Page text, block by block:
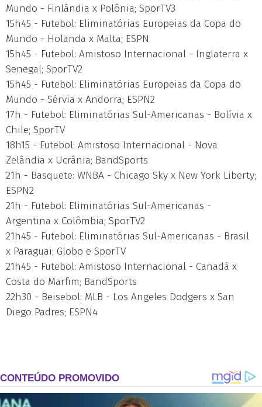
Mundo - Finlândia x Polônia; SporTV3
15h45 - Futebol: Eliminatórias Europeias da Copa do
Mundo - Holanda x Malta; ESPN
15h45 - Futebol: Amistoso Internacional - Inglaterra x
Senegal; SporTV2
15h45 - Futebol: Eliminatórias Europeias da Copa do
Mundo - Sérvia x Andorra; ESPN2
17h - Futebol: Eliminatórias Sul-Americanas - Bolívia x
Chile; SporTV
18h15 - Futebol: Amistoso Internacional - Nova
Zelândia x Ucrânia; BandSports
21h - Basquete: WNBA - Chicago Sky x New York Liberty;
ESPN2
21h - Futebol: Eliminatórias Sul-Americanas -
Argentina x Colômbia; SporTV2
21h45 - Futebol: Eliminatórias Sul-Americanas - Brasil
x Paraguai; Globo e SporTV
21h45 - Futebol: Amistoso Internacional - Canadá x
Costa do Marfim; BandSports
22h30 - Beisebol: MLB - Los Angeles Dodgers x San
Diego Padres; ESPN4